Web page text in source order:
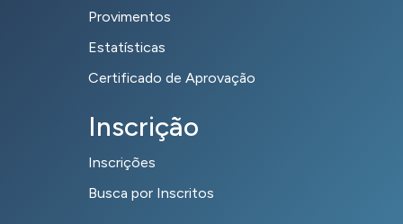
Provimentos
Estatísticas
Certificado de Aprovação
Inscrição
Inscrições
Busca por Inscritos